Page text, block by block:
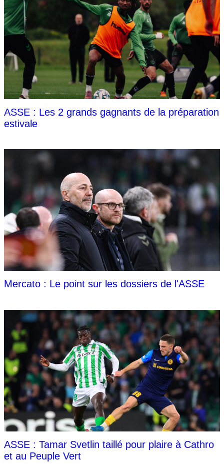
ASSE : Les 2 grands gagnants de la préparation
estivale
Mercato : Le point sur les dossiers de l'ASSE
ASSE : Tamar Svetlin taillé pour plaire à Cathro
et au Peuple Vert